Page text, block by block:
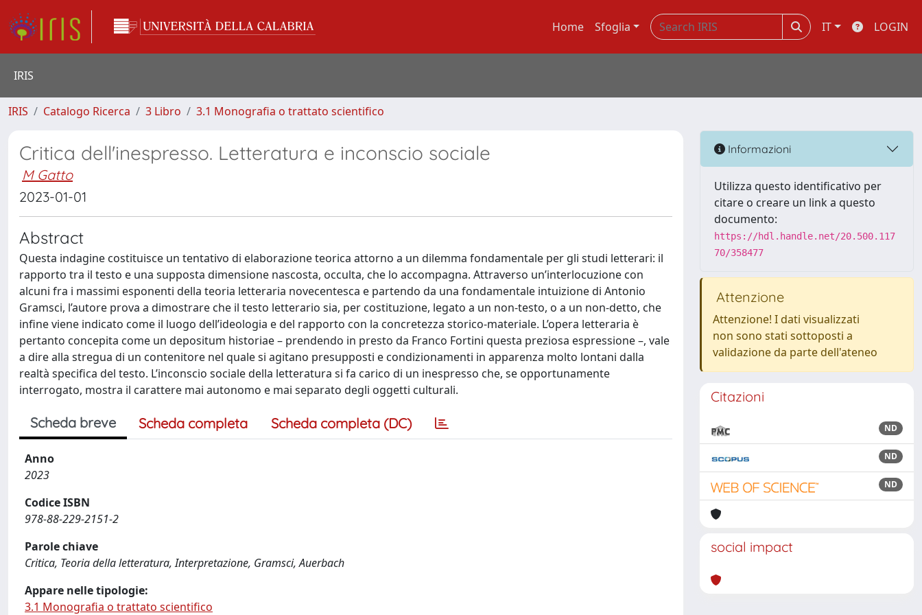
Home Sfoglia IT LOGIN
IRIS
IRIS Catalogo Ricerca 3 Libro 3.1 Monografia o trattato scientifico
Critica dell'inespresso. Letteratura e inconscio sociale
M Gatto
2023-01-01
Abstract
Questa indagine costituisce un tentativo di elaborazione teorica attorno a un dilemma fondamentale per gli studi letterari: il
rapporto tra il testo e una supposta dimensione nascosta, occulta, che lo accompagna. Attraverso un’interlocuzione con
alcuni fra i massimi esponenti della teoria letteraria novecentesca e partendo da una fondamentale intuizione di Antonio
Gramsci, l’autore prova a dimostrare che il testo letterario sia, per costituzione, legato a un non-testo, o a un non-detto, che
infine viene indicato come il luogo dell’ideologia e del rapporto con la concretezza storico-materiale. L’opera letteraria è
pertanto concepita come un depositum historiae – prendendo in presto da Franco Fortini questa preziosa espressione –, vale
a dire alla stregua di un contenitore nel quale si agitano presupposti e condizionamenti in apparenza molto lontani dalla
realtà specifica del testo. L’inconscio sociale della letteratura si fa carico di un inespresso che, se opportunamente
interrogato, mostra il carattere mai autonomo e mai separato degli oggetti culturali.
Scheda breve Scheda completa Scheda completa (DC)
Anno
2023
Codice ISBN
978-88-229-2151-2
Parole chiave
Critica, Teoria della letteratura, Interpretazione, Gramsci, Auerbach
Appare nelle tipologie:
3.1 Monografia o trattato scientifico
Informazioni
Utilizza questo identificativo per
citare o creare un link a questo
documento:
https://hdl.handle.net/20.500.117
70/358477
Attenzione
Attenzione! I dati visualizzati
non sono stati sottoposti a
validazione da parte dell'ateneo
Citazioni
ND
ND
ND
social impact